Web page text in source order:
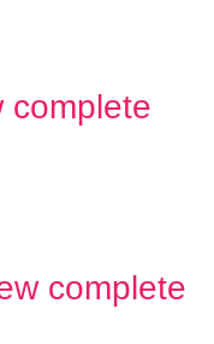
complete
complete